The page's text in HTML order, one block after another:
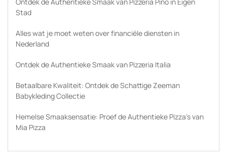
Stad
Alles wat je moet weten over financiële diensten in
Nederland
Ontdek de Authentieke Smaak van Pizzeria Italia
Betaalbare Kwaliteit: Ontdek de Schattige Zeeman
Babykleding Collectie
Hemelse Smaaksensatie: Proef de Authentieke Pizza’s van
Mia Pizza